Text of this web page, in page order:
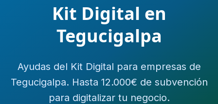
Kit Digital en
Tegucigalpa
Ayudas del Kit Digital para empresas de
Tegucigalpa. Hasta 12.000€ de subvención
para digitalizar tu negocio.